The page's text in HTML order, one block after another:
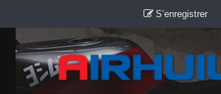
S’enregistrer